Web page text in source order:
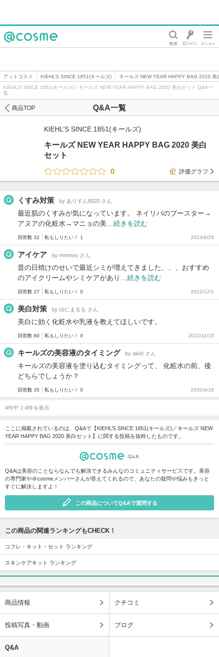
アットコスメ KIEHL’S SINCE 1851(キールズ)
キールズ NEW YEAR HAPPY BAG 2020 美
KIEHL’S SINCE 1851(キールズ) / キールズ NEW YEAR HAPPY BAG 2020 美白セット Q&A一
覧
Q&A一覧
商品TOP
KIEHL’S SINCE 1851(キールズ)
キールズ NEW YEAR HAPPY BAG 2020 美白
セット
0
評価グラフ
くすみ対策 by ありすん8020 さん
最近肌のくすみが気になっています。 ネイリパのブースター→
アヌアの化粧水→マニョの美… 続きを読む
回答数 32 私もしりたい！ 1 2023/6/25
アイケア by mmmxy さん
昔の日焼けのせいで最近シミが増えてきました、、、おすすめ
のアイクリームやシミケアがあり… 続きを読む
回答数 27 私もしりたい！ 0 2022/12/1
美白対策 by ゆにまるる さん
美白に効く化粧水や乳液を教えてほしいです。
回答数 80 私もしりたい！ 0 2022/11/15
キールズの美容液のタイミング by akin! さん
キールズの美容液を塗り込むタイミングって、 化粧水の前、後
どちらでしょうか？
回答数 35 私もしりたい！ 0 2020/4/16
4件中 1-4件を表示
ここに掲載されているのは、Q&Aで【KIEHL’S SINCE 1851(キールズ)／キールズ NEW
YEAR HAPPY BAG 2020 美白セット】に関する投稿を抜粋したものです。
Q&Aは美容のことならなんでも解決できるみんなのコミュニティサービスです。美容
の専門家や＠cosmeメンバーさんが答えてくれるので、あなたの疑問や悩みもきっと
すぐに解決しますよ！
この商品についてQ&Aで質問する
この商品の関連ランキングもCHECK！
コフレ・キット・セット ランキング
スキンケアキット ランキング
商品情報 クチコミ
投稿写真・動画 ブログ
Q&A